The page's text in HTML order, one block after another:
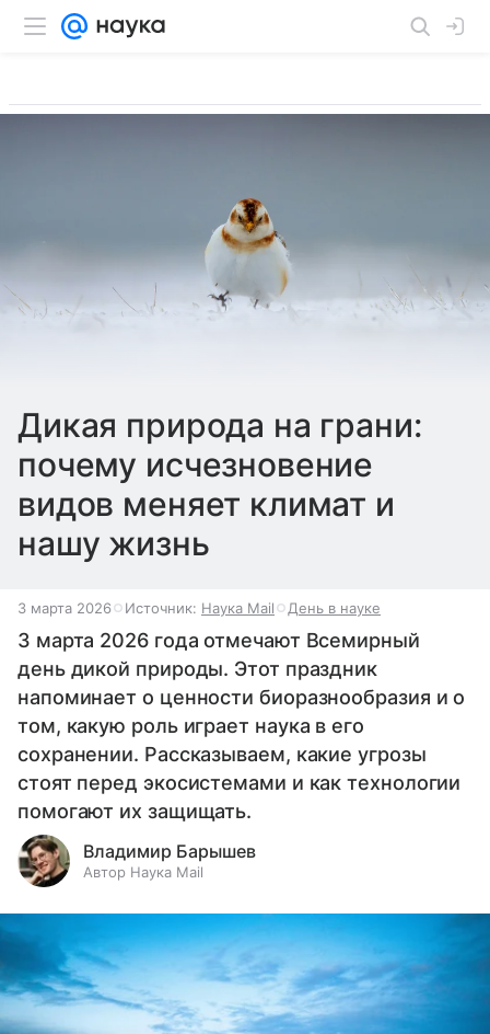
Дикая природа на грани:
почему исчезновение
видов меняет климат и
нашу жизнь
3 марта 2026 Источник: Наука Mail День в науке
3 марта 2026 года отмечают Всемирный
день дикой природы. Этот праздник
напоминает о ценности биоразнообразия и о
том, какую роль играет наука в его
сохранении. Рассказываем, какие угрозы
стоят перед экосистемами и как технологии
помогают их защищать.
Владимир Барышев
Автор Наука Mail